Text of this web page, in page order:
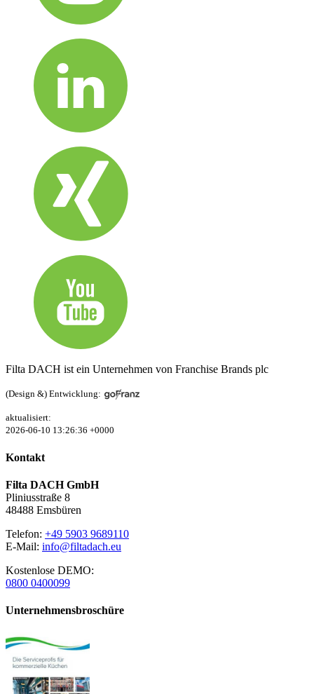
Filta DACH ist ein Unternehmen von Franchise Brands plc
(Design &) Entwicklung:
aktualisiert:
2026-06-10 13:26:36 +0000
Kontakt
Filta DACH GmbH
Pliniusstraße 8
48488 Emsbüren
Telefon: +49 5903 9689110
E-Mail: info@filtadach.eu
Kostenlose DEMO:
0800 0400099
Unternehmensbroschüre